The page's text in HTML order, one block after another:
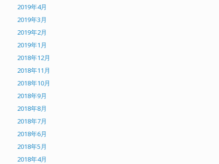
2019年4月
2019年3月
2019年2月
2019年1月
2018年12月
2018年11月
2018年10月
2018年9月
2018年8月
2018年7月
2018年6月
2018年5月
2018年4月